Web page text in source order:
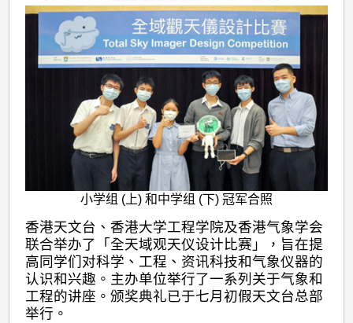
小学组 (上) 和中学组 (下) 冠军合照
香港天文台、香港大学工程学院及香港气象学会
联合举办了「全天域观天仪设计比赛」，旨在提
高同学们对科学、工程、资讯科技和气象仪器的
认识和兴趣。主办单位举行了一系列关于气象和
工程的讲座。颁奖典礼已于七月初假天文台总部
举行。